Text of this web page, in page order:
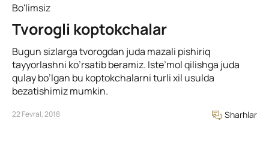
Bo'limsiz
Tvorogli koptokchalar
Bugun sizlarga tvorogdan juda mazali pishiriq
tayyorlashni ko’rsatib beramiz. Iste’mol qilishga juda
qulay bo’lgan bu koptokchalarni turli xil usulda
bezatishimiz mumkin.
22 Fevral, 2018 Sharhlar